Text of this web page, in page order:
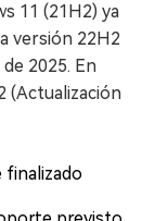
11 (21H2) ya
versión 22H2
2025. En
(Actualización
finalizado